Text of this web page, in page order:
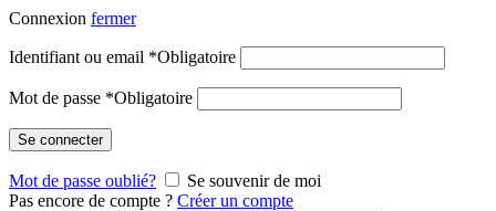
Connexion fermer
Identifiant ou email *Obligatoire
Mot de passe *Obligatoire
Se connecter
Mot de passe oublié?
Se souvenir de moi
Pas encore de compte ? Créer un compte